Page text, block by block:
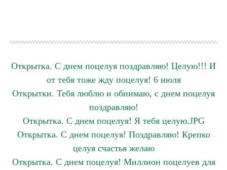
Открытка. С днем поцелуя поздравляю! Целую!!! И
от тебя тоже жду поцелуя! 6 июля
Открытки. Тебя люблю и обнимаю, с днем поцелуя
поздравляю!
Открытка. С днем поцелуя! Я тебя целую.JPG
Открытка. С днем поцелуя! Поздравляю! Крепко
целуя счастья желаю
Открытка. С днем поцелуя! Миллион поцелуев для